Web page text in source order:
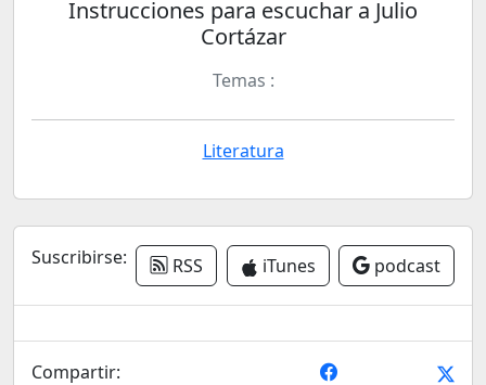
Instrucciones para escuchar a Julio
Cortázar
Temas :
Literatura
Suscribirse: RSS iTunes podcast
Compartir: